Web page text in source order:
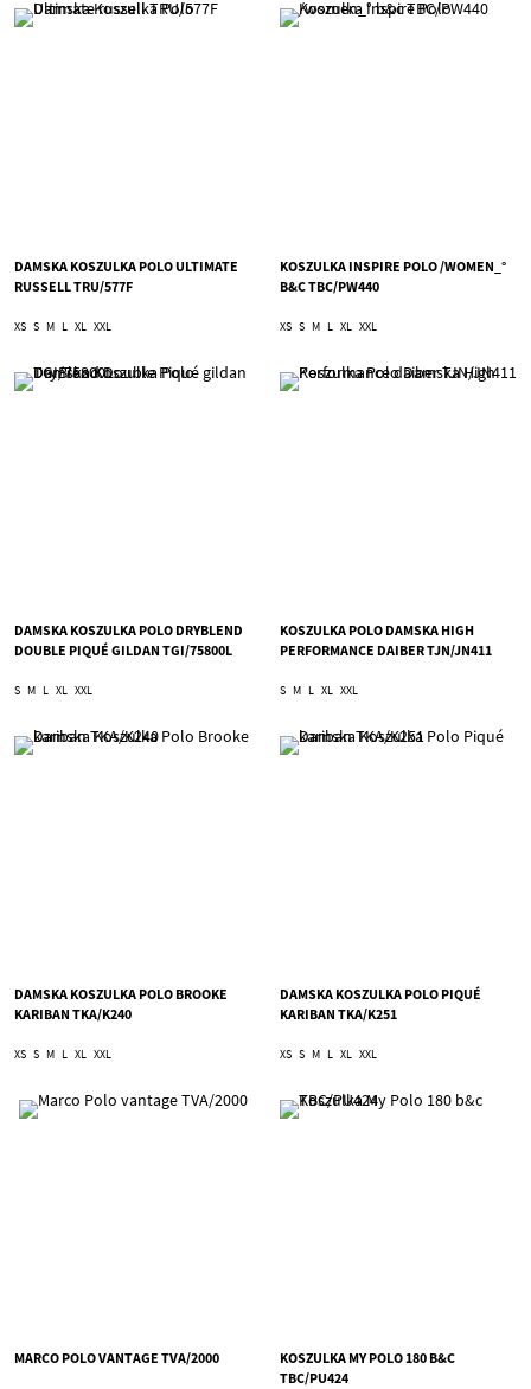
DAMSKA KOSZULKA POLO ULTIMATE
RUSSELL TRU/577F
XS S M L XL XXL
KOSZULKA INSPIRE POLO /WOMEN_°
B&C TBC/PW440
XS S M L XL XXL
DAMSKA KOSZULKA POLO DRYBLEND
DOUBLE PIQUÉ GILDAN TGI/75800L
S M L XL XXL
KOSZULKA POLO DAMSKA HIGH
PERFORMANCE DAIBER TJN/JN411
S M L XL XXL
DAMSKA KOSZULKA POLO BROOKE
KARIBAN TKA/K240
XS S M L XL XXL
DAMSKA KOSZULKA POLO PIQUÉ
KARIBAN TKA/K251
XS S M L XL XXL
MARCO POLO VANTAGE TVA/2000
KOSZULKA MY POLO 180 B&C
TBC/PU424